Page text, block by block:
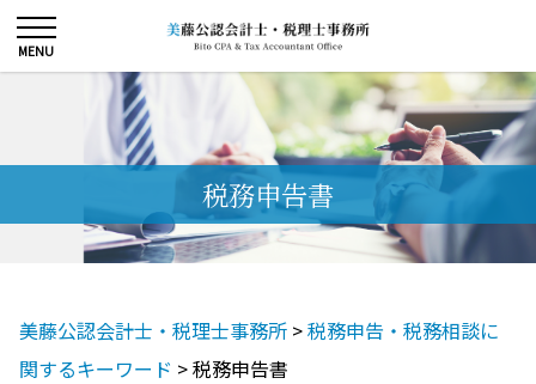
税務申告書
美藤公認会計士・税理士事務所 >税務申告・税務相談に
関するキーワード >税務申告書